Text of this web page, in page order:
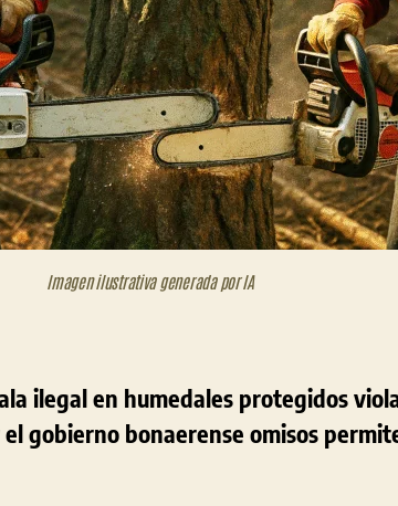
Imagen ilustrativa generada por IA
ilegal en humedales protegidos
gobierno bonaerense omisos